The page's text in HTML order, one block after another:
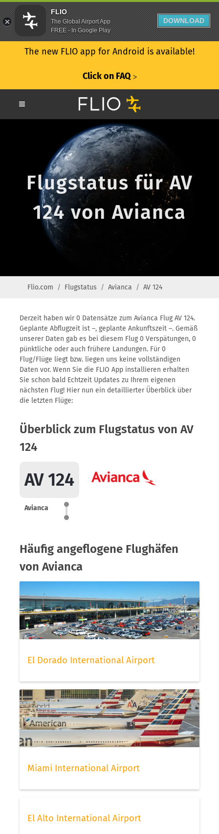
The new FLIO app for Android is available!
Click on FAQ ᐳ
Flugstatus für AV
124 von Avianca
Flio.com Flugstatus Avianca AV 124
Derzeit haben wir 0 Datensätze zum Avianca Flug AV 124.
Geplante Abflugzeit ist –, geplante Ankunftszeit –. Gemäß
unserer Daten gab es bei diesem Flug 0 Verspätungen, 0
pünktliche oder auch frühere Landungen. Für 0
Flug/Flüge liegt bzw. liegen uns keine vollständigen
Daten vor. Wenn Sie die FLIO App installieren erhalten
Sie schon bald Echtzeit Updates zu Ihrem eigenen
nächsten Flug! Hier nun ein detaillierter Überblick über
die letzten Flüge:
Überblick zum Flugstatus von AV
124
AV 124
Avianca
Häufig angeflogene Flughäfen
von Avianca
El Dorado International Airport
Miami International Airport
El Alto International Airport
FLIO
The Global Airport App
FREE - In Google Play
DOWNLOAD